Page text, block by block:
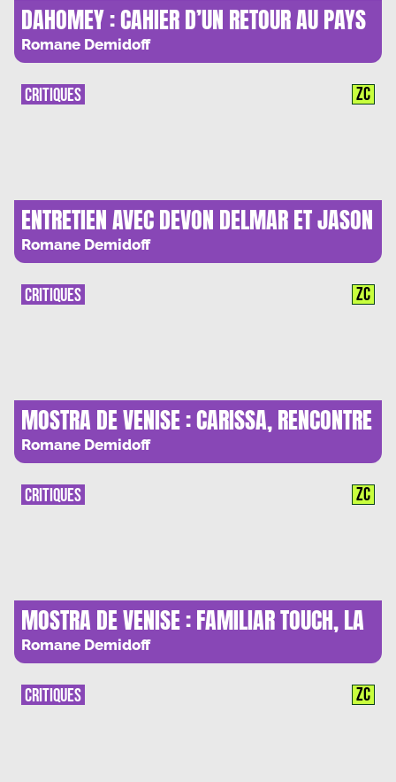
DAHOMEY : CAHIER D’UN RETOUR AU PAYS
NATAL
Romane Demidoff
ENTRETIEN AVEC DEVON DELMAR ET JASON
JACOBS
Romane Demidoff
CRITIQUES ZC
MOSTRA DE VENISE : CARISSA, RENCONTRE
AU SOMMET
Romane Demidoff
CRITIQUES ZC
MOSTRA DE VENISE : FAMILIAR TOUCH, LA
FLEUR DE L’AGE
Romane Demidoff
CRITIQUES ZC
CRITIQUES ZC